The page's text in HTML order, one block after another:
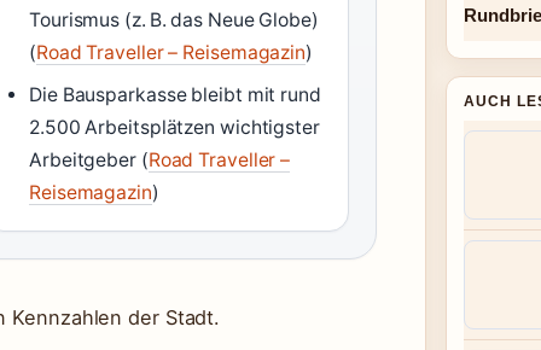
Tourismus (z. B. das Neue Globe)
(Road Traveller – Reisemagazin)
Die Bausparkasse bleibt mit rund
2.500 Arbeitsplätzen wichtigster
Arbeitgeber (Road Traveller –
Reisemagazin)
Kennzahlen der Stadt.
AUCH